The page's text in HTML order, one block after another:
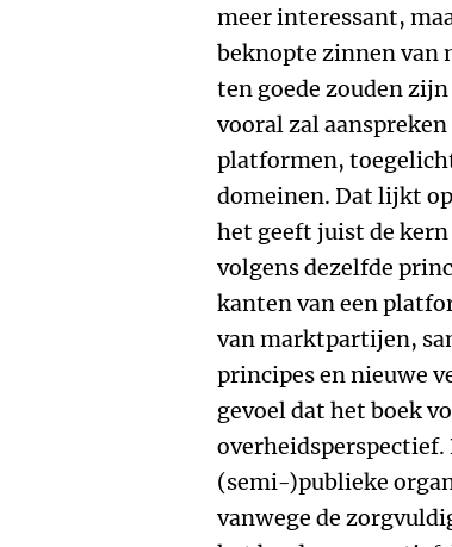
meer interessant,
beknopte zinnen van
ten goede zouden
vooral zal
platformen,
domeinen. Dat lijkt
het geeft juist de
volgens dezelfde
kanten van een
van marktpartijen,
principes en nieuwe
gevoel dat het boek
(semi-)publieke
vanwege de